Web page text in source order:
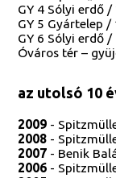
GY 4 Sólyi erdő
GY 5 Gyártelep /
GY 6 Sólyi erdő
Óváros tér –
az utolsó 10
2009 -
2008 -
2007 - Benik
2006 -